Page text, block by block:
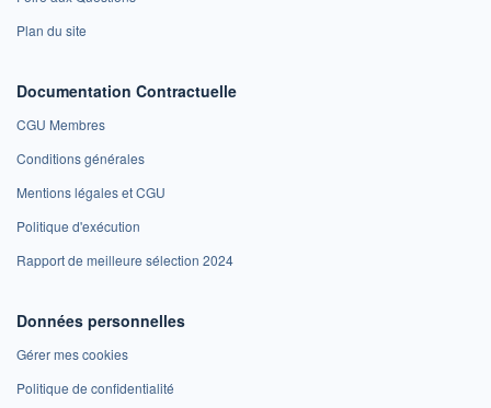
Plan du site
Documentation Contractuelle
CGU Membres
Conditions générales
Mentions légales et CGU
Politique d'exécution
Rapport de meilleure sélection 2024
Données personnelles
Gérer mes cookies
Politique de confidentialité